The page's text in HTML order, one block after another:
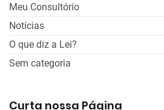
Meu Consultório
Notícias
O que diz a Lei?
Sem categoria
Curta nossa Página